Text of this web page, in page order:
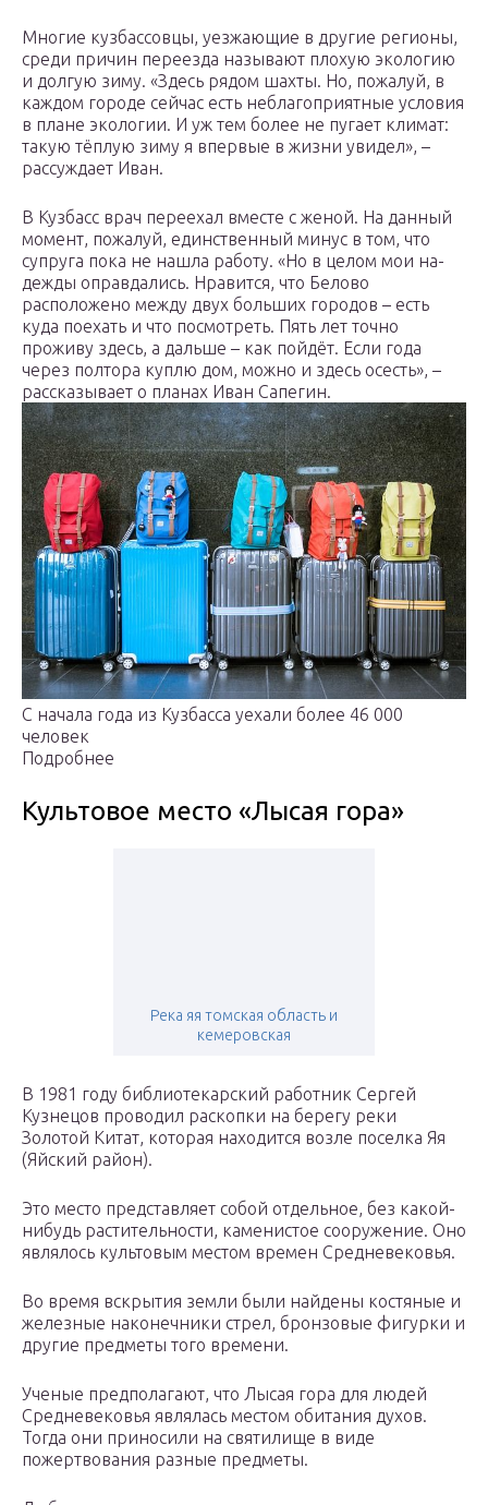
Многие кузбассовцы, уезжающие в другие регионы,
среди причин переезда называют плохую экологию
и долгую зиму. «Здесь рядом шахты. Но, пожалуй, в
каждом городе сейчас есть неблагоприятные условия
в плане экологии. И уж тем более не пугает климат:
такую тёплую зиму я впервые в жизни увидел», –
рассуждает Иван.
В Кузбасс врач переехал вместе с женой. На данный
момент, пожалуй, единственный минус в том, что
супруга пока не нашла работу. «Но в целом мои на­
дежды оправдались. Нравится, что Белово
расположено между двух больших городов – есть
куда поехать и что посмотреть. Пять лет точно
проживу здесь, а дальше – как пойдёт. Если года
через полтора куплю дом, можно и здесь осесть», –
рассказывает о планах Иван Сапегин.
С начала года из Кузбасса уехали более 46 000
человек
Подробнее
Культовое место «Лысая гора»
Река яя томская область и
кемеровская
В 1981 году библиотекарский работник Сергей
Кузнецов проводил раскопки на берегу реки
Золотой Китат, которая находится возле поселка Яя
(Яйский район).
Это место представляет собой отдельное, без какой-
нибудь растительности, каменистое сооружение. Оно
являлось культовым местом времен Средневековья.
Во время вскрытия земли были найдены костяные и
железные наконечники стрел, бронзовые фигурки и
другие предметы того времени.
Ученые предполагают, что Лысая гора для людей
Средневековья являлась местом обитания духов.
Тогда они приносили на святилище в виде
пожертвования разные предметы.